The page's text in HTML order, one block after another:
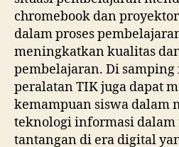
chromebook dan
dalam proses
meningkatkan kualitas
pembelajaran. Di
peralatan TIK juga dapat
kemampuan siswa dalam
teknologi informasi
tantangan di era digital